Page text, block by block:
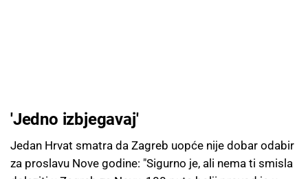
'Jedno izbjegavaj'
Jedan Hrvat smatra da Zagreb uopće nije dobar odabir
za proslavu Nove godine: "Sigurno je, ali nema ti smisla